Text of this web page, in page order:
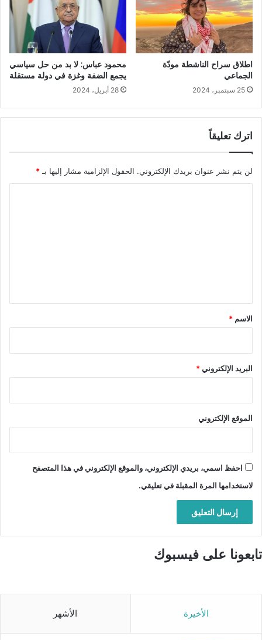
اطلاق سراح الناشطة مودّة
الجماعي
25 سبتمبر، 2024
محمود عباس: لا بد من حل سياسي
يجمع الضفة وغزة في دولة مستقلة
28 أبريل، 2024
اترك تعليقاً
لن يتم نشر عنوان بريدك الإلكتروني. الحقول الإلزامية مشار إليها بـ *
*
الاسم *
البريد الإلكتروني*
الموقع الإلكتروني
احفظ اسمي، بريدي الإلكتروني، والموقع الإلكتروني في هذا المتصفح
لاستخدامها المرة المقبلة في تعليقي.
تابعونا على فيسبوك
الأخيرة الأشهر